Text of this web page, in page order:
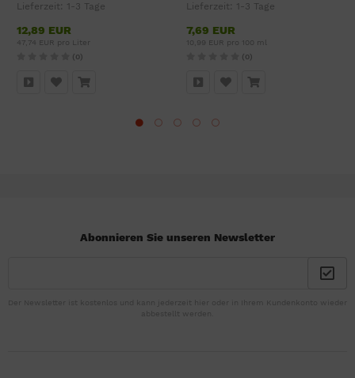
Lieferzeit: 1-3 Tage
12,89 EUR
47,74 EUR pro Liter
(0)
Lieferzeit: 1-3 Tage
7,69 EUR
10,99 EUR pro 100 ml
(0)
Abonnieren Sie unseren Newsletter
Der Newsletter ist kostenlos und kann jederzeit hier oder in Ihrem Kundenkonto wieder
abbestellt werden.